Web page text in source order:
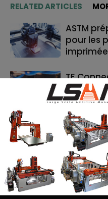
RELATED ARTICLES
ASTM
pour les
TE
de
Le bon
lancer,
doivent